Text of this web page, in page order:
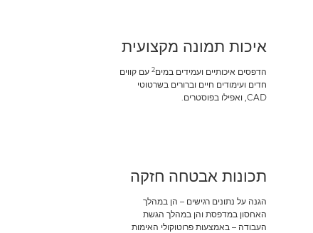
איכות תמונה מקצועית
הדפסים איכותיים ועמידים במים2 עם קווים
חדים ועימודים חיים וברורים בשרטוטי
CAD, ואפילו בפוסטרים.
תכונות אבטחה חזקה
הגנה על נתונים רגישים – הן במהלך
האחסון במדפסת והן במהלך הגשת
העבודה – באמצעות פרוטוקולי האימות